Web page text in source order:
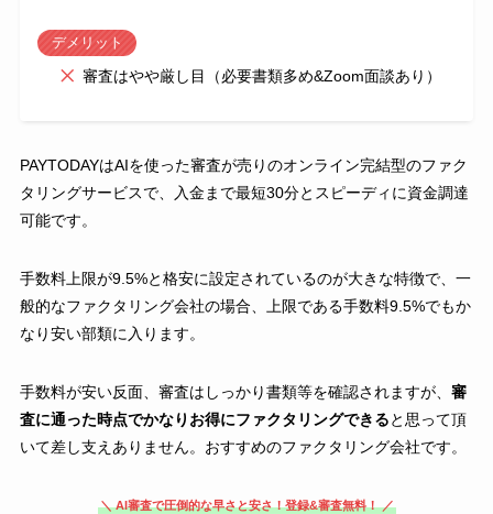
デメリット
審査はやや厳し目（必要書類多め&Zoom面談あり）
PAYTODAYはAIを使った審査が売りのオンライン完結型のファク
タリングサービスで、入金まで最短30分とスピーディに資金調達
可能です。
手数料上限が9.5%と格安に設定されているのが大きな特徴で、一
般的なファクタリング会社の場合、上限である手数料9.5%でもか
なり安い部類に入ります。
手数料が安い反面、審査はしっかり書類等を確認されますが、 審
査に通った時点でかなりお得にファクタリングできると思って頂
いて差し支えありません。おすすめのファクタリング会社です。
＼ AI審査で圧倒的な早さと安さ！登録&審査無料！ ／